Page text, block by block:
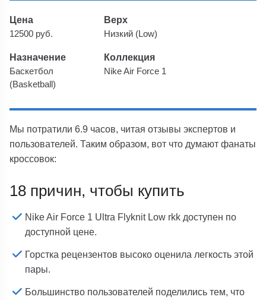
Цена
12500 руб.
Верх
Низкий (Low)
Назначение
Баскетбол
(Basketball)
Коллекция
Nike Air Force 1
Мы потратили 6.9 часов, читая отзывы экспертов и
пользователей. Таким образом, вот что думают фанаты
кроссовок:
18 причин, чтобы купить
Nike Air Force 1 Ultra Flyknit Low rkk доступен по
доступной цене.
Горстка рецензентов высоко оценила легкость этой
пары.
Большинство пользователей поделились тем, что